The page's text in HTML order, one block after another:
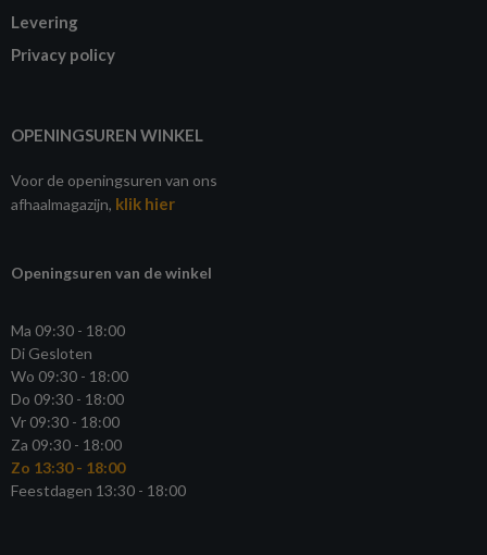
Levering
Privacy policy
OPENINGSUREN WINKEL
Voor de openingsuren van ons
afhaalmagazijn, klik hier
Openingsuren van de winkel
Ma 09:30 - 18:00
Di Gesloten
Wo 09:30 - 18:00
Do 09:30 - 18:00
Vr 09:30 - 18:00
Za 09:30 - 18:00
Zo 13:30 - 18:00
Feestdagen 13:30 - 18:00